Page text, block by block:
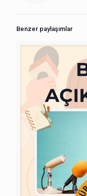
Benzer paylaşımlar